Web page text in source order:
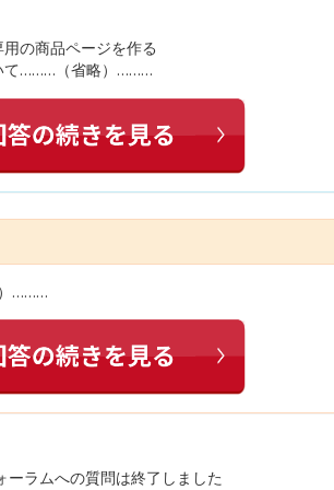
の商品ページを作る
て………（省略）………
………
ーラムへの質問は終了しました